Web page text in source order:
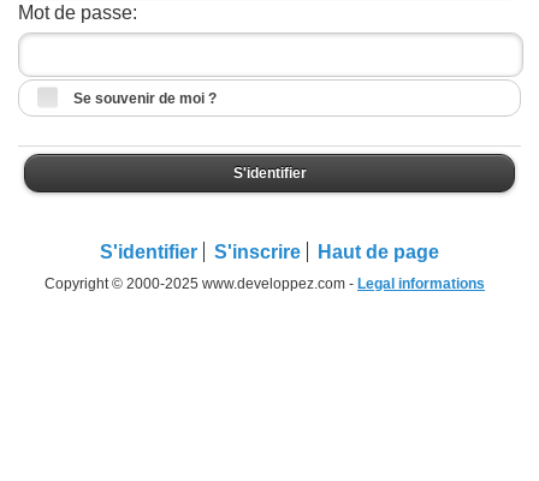
Mot de passe:
Se souvenir de moi ?
S'identifier
S'identifier S'inscrire Haut de page
Copyright © 2000-2025 www.developpez.com - Legal informations